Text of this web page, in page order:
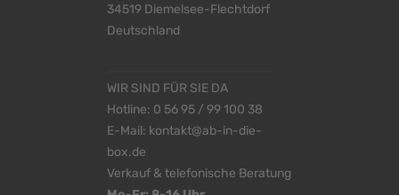
34519 Diemelsee-Flechtdorf
Deutschland
WIR SIND FÜR SIE DA
Hotline: 0 56 95 / 99 100 38
E-Mail: kontakt@ab-in-die-
box.de
Verkauf & telefonische Beratung